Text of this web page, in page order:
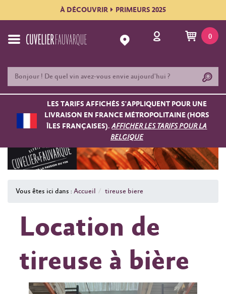
À DÉCOUVRIR PRIMEURS 2025
0
LES TARIFS AFFICHÉS S'APPLIQUENT POUR UNE
LIVRAISON EN FRANCE MÉTROPOLITAINE (HORS
ÎLES FRANÇAISES).AFFICHER LES TARIFS POUR LA
BELGIQUE
Vous êtes ici dans : Accueil tireuse biere
Location de
tireuse à bière